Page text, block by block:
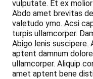
vulputate. Et ex
Abdo amet brevitas
valetudo ymo. Acsi
turpis ullamcorper.
Abigo lenis suscipere.
aptent damnum
ullamcorper. Aliquip
amet aptent bene